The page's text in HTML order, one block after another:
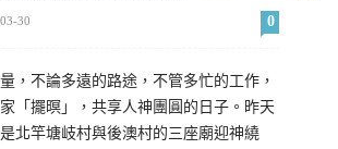
30 0
，不論多遠的路途，不管多忙的工作，
「擺暝」，共享人神團圓的日子。昨天
是北竿塘岐村與後澳村的三座廟迎神繞